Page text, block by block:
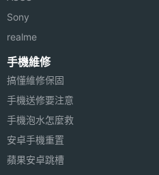
Sony
realme
手機維修
搞懂維修保固
手機送修要注意
手機泡水怎麼救
安卓手機重置
蘋果安卓跳槽